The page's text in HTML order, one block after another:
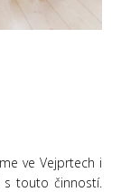
ve Vejprtech i
s touto činností.